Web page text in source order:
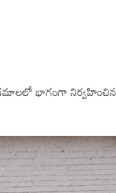
భాగంగా నిర్వహించిన